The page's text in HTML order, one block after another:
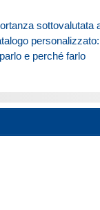
sottovalutata
e perché farlo